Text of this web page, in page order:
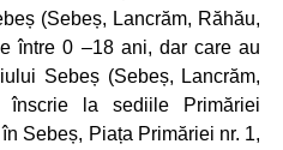
(Sebeș, Lancrăm, Răhău,
între 0 –18 ani, dar care au
Sebeș (Sebeș, Lancrăm,
înscrie la sediile Primăriei
Sebeș, Piața Primăriei nr. 1,